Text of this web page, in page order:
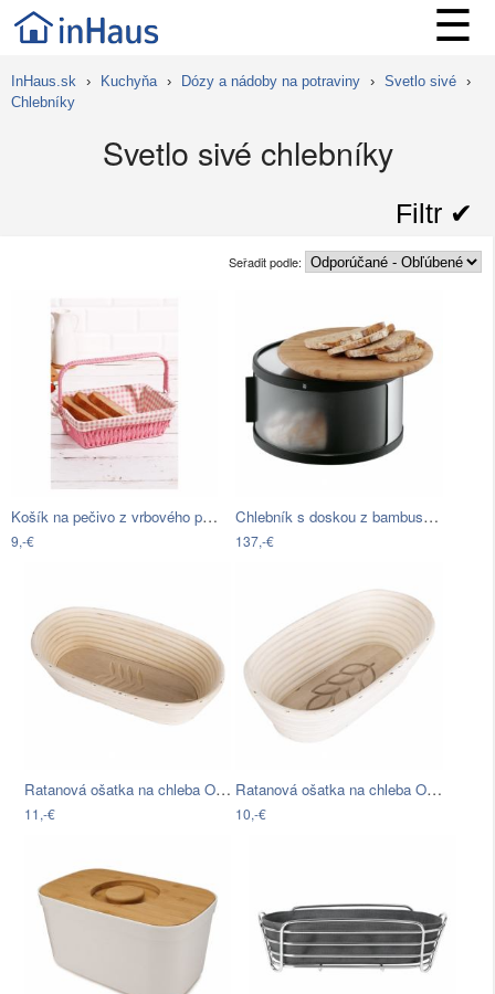
☰
InHaus.sk › Kuchyňa › Dózy a nádoby na potraviny › Svetlo sivé ›
Chlebníky
Svetlo sivé chlebníky
Filtr ✔︎
Seřadit podle:
Košík na pečivo z vrbového prútia Logan…
9,-€
Chlebník s doskou z bambusu WMF…
137,-€
Ratanová ošatka na chleba Orion Lístky,…
11,-€
Ratanová ošatka na chleba Orion Klas,…
10,-€